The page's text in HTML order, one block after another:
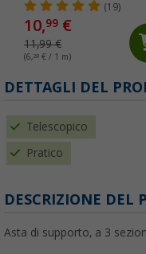
(19)
10,99 €
11,99 €
(6,28 € / 1 m)
DETTAGLI DEL
Telescopico
Pratico
DESCRIZIONE DEL
Asta di supporto, a 3